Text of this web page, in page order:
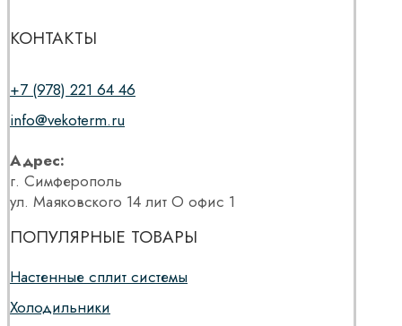
КОНТАКТЫ
+7 (978) 221 64 46
info@vekoterm.ru
Адрес:
г. Симферополь
ул. Маяковского 14 лит О офис 1
ПОПУЛЯРНЫЕ ТОВАРЫ
Настенные сплит системы
Холодильники